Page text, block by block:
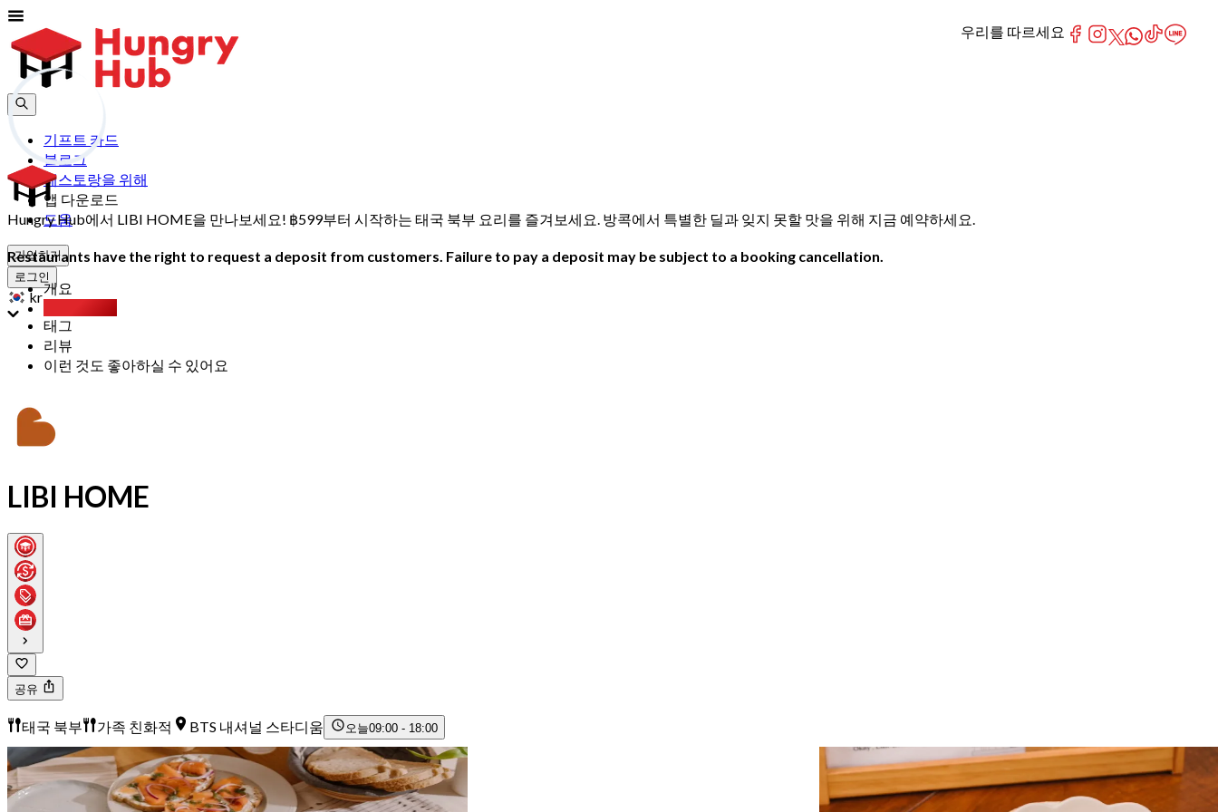
기프트 카드
블로그
레스토랑을 위해
앱 다운로드
도움
가입하기
로그인
kr
Hungry Hub에서 LIBI HOME을 만나보세요! ฿599부터 시작하는 태국 북부 요리를 즐겨보세요. 방콕에서 특별한 딜과 잊지 못할 맛을 위해 지금 예약하세요.
Restaurants have the right to request a deposit from customers. Failure to pay a deposit may be subject to a booking cancellation.
개요
태그
리뷰
이런 것도 좋아하실 수 있어요
LIBI HOME
공유
태국 북부 가족 친화적 BTS 내셔널 스타디움 오늘09:00 - 18:00
우리를 따르세요